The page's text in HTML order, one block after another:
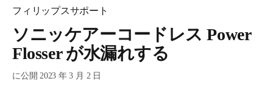
フィリップスサポート
ソニッケアーコードレス Power
Flosser が水漏れする
に公開 2023 年 3 月 2 日